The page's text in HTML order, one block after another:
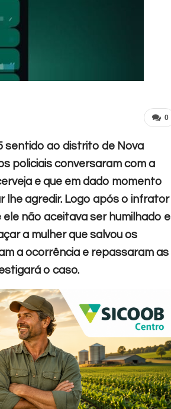
0
sentido ao distrito de Nova
policiais conversaram com a
e que em dado momento
lhe agredir. Logo após o infrator
não aceitava ser humilhado e
a mulher que salvou os
a ocorrência e repassaram as
o caso.